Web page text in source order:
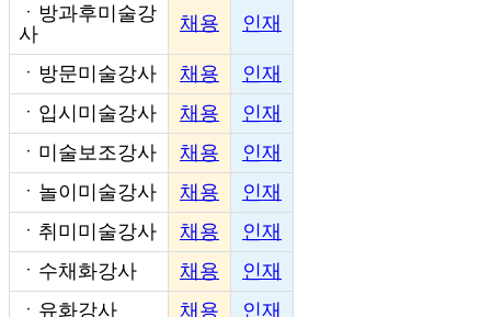
ㆍ 방과후미술강
사
채용 인재
ㆍ 방문미술강사 채용
인재
ㆍ 입시미술강사 채용
인재
ㆍ 미술보조강사 채용
인재
ㆍ 놀이미술강사 채용
인재
ㆍ 취미미술강사 채용
인재
ㆍ 수채화강사 채용
인재
ㆍ 유화강사 채용
인재